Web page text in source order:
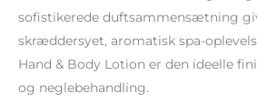
sofistikerede duftsammensætning
skræddersyet, aromatisk spa-
Hand & Body Lotion er den ideelle
og neglebehandling.